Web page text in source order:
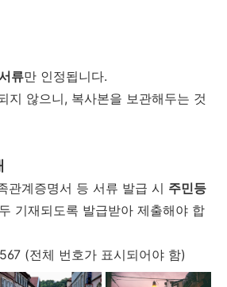
류만 인정됩니다.
지 않으니, 복사본을 보관해두는 것
관계증명서 등 서류 발급 시 주민등
기재되도록 발급받아 제출해야 합
(전체 번호가 표시되어야 함)